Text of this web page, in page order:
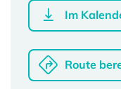
Im
Route